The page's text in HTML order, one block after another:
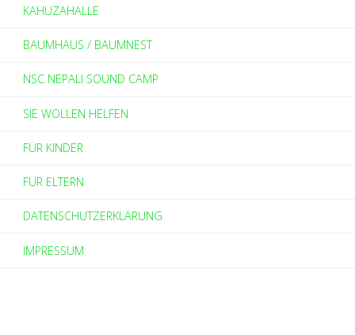
KAHUZAHALLE
BAUMHAUS / BAUMNEST
NSC NEPALI SOUND CAMP
SIE WOLLEN HELFEN
FÜR KINDER
FÜR ELTERN
DATENSCHUTZERKLÄRUNG
IMPRESSUM